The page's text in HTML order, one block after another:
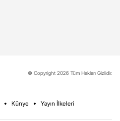
© Copyright 2026 Tüm Hakları Gizlidir.
Künye Yayın İlkeleri